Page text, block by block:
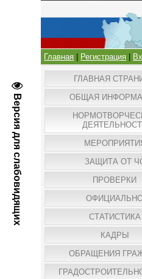
Версия для слабовидящих
Главная Регистрация
ГЛАВНАЯ
ОБЩАЯ
ЗАЩИТА ОТ
ПРОВЕРКИ
СТАТИСТИКА
КАДРЫ
ОБРАЩЕНИЯ